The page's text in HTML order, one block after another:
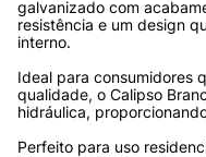
galvanizado com
resistência e um design
interno.
Ideal para consumidores
qualidade, o Calipso
hidráulica,
Perfeito para uso